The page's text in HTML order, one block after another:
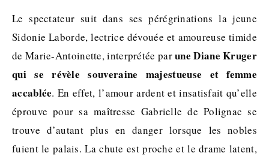
Le spectateur suit dans ses pérégrinations la jeune
Sidonie Laborde, lectrice dévouée et amoureuse timide
de Marie-Antoinette, interprétée parune Diane Kruger
qui se révèle souveraine majestueuse et femme
accablée. En effet, l’amour ardent et insatisfait qu’elle
éprouve pour sa maîtresse Gabrielle de Polignac se
trouve d’autant plus en danger lorsque les nobles
fuient le palais. La chute est proche et le drame latent,